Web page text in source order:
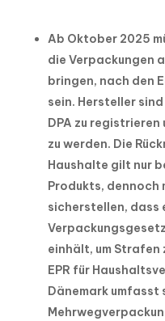
Ab Oktober 2025
die Verpackungen
bringen, nach den
sein. Hersteller
DPA zu registrieren
zu werden. Die
Haushalte gilt nur
Produkts, dennoch
sicherstellen, dass
einhält, um Strafen
EPR für
Dänemark umfasst